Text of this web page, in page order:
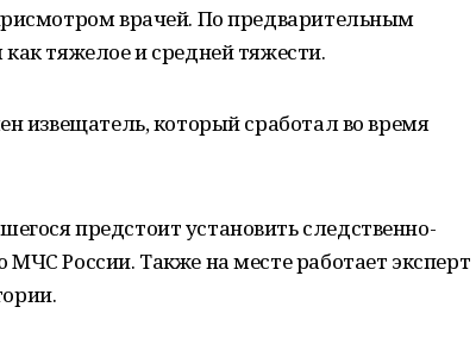
врачей. По предварительным
тяжелое и средней тяжести.
извещатель, который сработал во время
предстоит установить следственно-
МЧС России. Также на месте работает эксперт